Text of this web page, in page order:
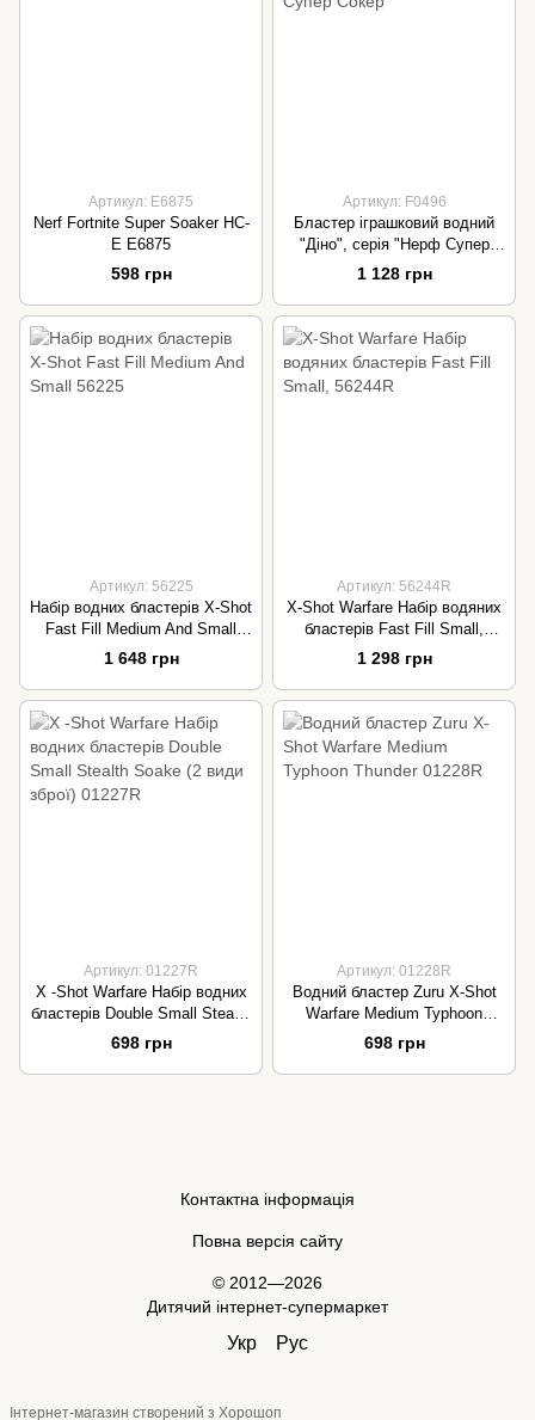
Артикул: E6875
Nerf Fortnite Super Soaker HC-
E E6875
598 грн
Артикул: F0496
Бластер іграшковий водний
"Діно", серія "Нерф Супер
Сокер"
1 128 грн
Артикул: 56225
Набір водних бластерів X-Shot
Fast Fill Medium And Small
56225
1 648 грн
Артикул: 56244R
X-Shot Warfare Набір водяних
бластерів Fast Fill Small,
56244R
1 298 грн
Артикул: 01227R
X -Shot Warfare Набір водних
бластерів Double Small Stealth
Soake (2 види зброї) 01227R
698 грн
Артикул: 01228R
Водний бластер Zuru X-Shot
Warfare Medium Typhoon
Thunder 01228R
698 грн
Контактна інформація
Повна версія сайту
© 2012—2026
Дитячий інтернет-супермаркет
Укр Рус
Інтернет-магазин створений з Хорошоп